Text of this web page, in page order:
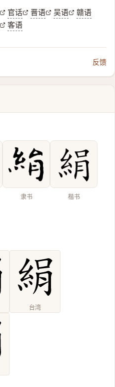
官话 晋语 吴语
赣语
客语
反馈
隶书 楷书
台湾